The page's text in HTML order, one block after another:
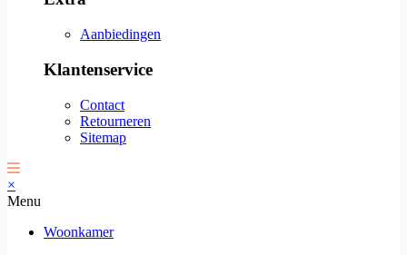
Aanbiedingen
Klantenservice
Contact
Retourneren
Sitemap
×
Menu
Woonkamer